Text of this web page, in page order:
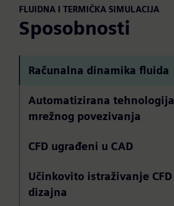
FLUIDNA I TERMIČKA SIMULACIJA
Sposobnosti
Računalna dinamika fluida
Automatizirana tehnologija
mrežnog povezivanja
CFD ugrađeni u CAD
Učinkovito istraživanje CFD
dizajna